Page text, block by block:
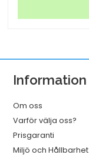
Georgina
Information
Om oss
Varför välja oss?
Prisgaranti
Miljö och Hållbarhet